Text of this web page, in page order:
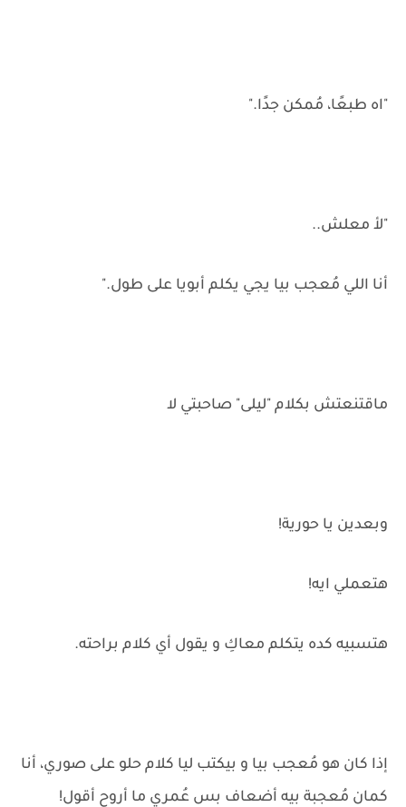
"اه طبعًا، مُمكن جدًا."
"لأ معلش..
أنا اللي مُعجب بيا يجي يكلم أبويا على طول."
ماقتنعتش بكلام "ليلى" صاحبتي لا
وبعدين يا حورية!
هتعملي ايه!
هتسبيه كده يتكلم معاكِ و يقول أي كلام براحته.
إذا كان هو مُعجب بيا و بيكتب ليا كلام حلو على صوري، أنا
كمان مُعجبة بيه أضعاف بس عُمري ما أروح أقول!